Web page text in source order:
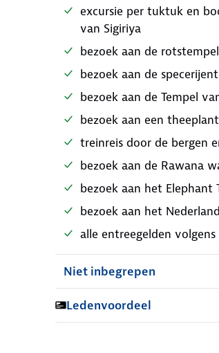
excursie per tuktuk en
van Sigiriya
bezoek aan de
bezoek aan de
bezoek aan de Tempel
bezoek aan een
treinreis door de bergen
bezoek aan de Rawana
bezoek aan het Elephant
bezoek aan het
alle entreegelden
Niet inbegrepen
Ledenvoordeel